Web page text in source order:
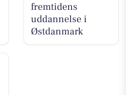
fremtidens
uddannelse i
Østdanmark